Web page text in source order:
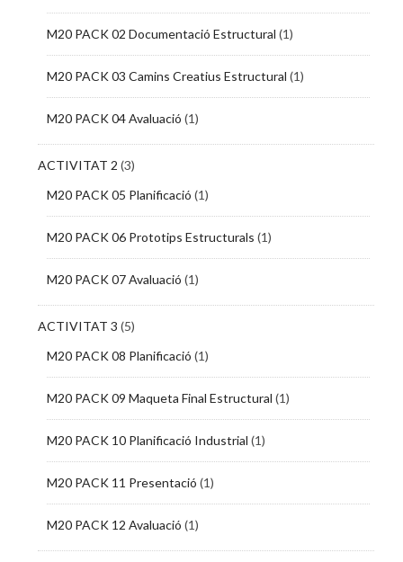
M20 PACK 02 Documentació Estructural (1)
M20 PACK 03 Camins Creatius Estructural (1)
M20 PACK 04 Avaluació (1)
ACTIVITAT 2 (3)
M20 PACK 05 Planificació (1)
M20 PACK 06 Prototips Estructurals (1)
M20 PACK 07 Avaluació (1)
ACTIVITAT 3 (5)
M20 PACK 08 Planificació (1)
M20 PACK 09 Maqueta Final Estructural (1)
M20 PACK 10 Planificació Industrial (1)
M20 PACK 11 Presentació (1)
M20 PACK 12 Avaluació (1)